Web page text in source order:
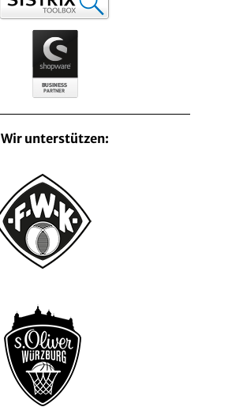
Wir unterstützen: